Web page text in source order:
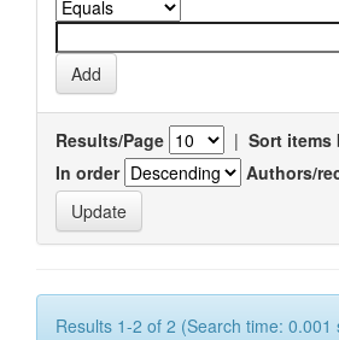
Results/Page | Sort items
In order
Authors/
Results 1-2 of 2 (Search time: 0.001